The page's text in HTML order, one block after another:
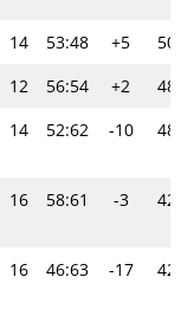
14 53:48 +5
50
12 56:54 +2
48
14 52:62 -10 48
16 58:61 -3 42
16 46:63 -17 42